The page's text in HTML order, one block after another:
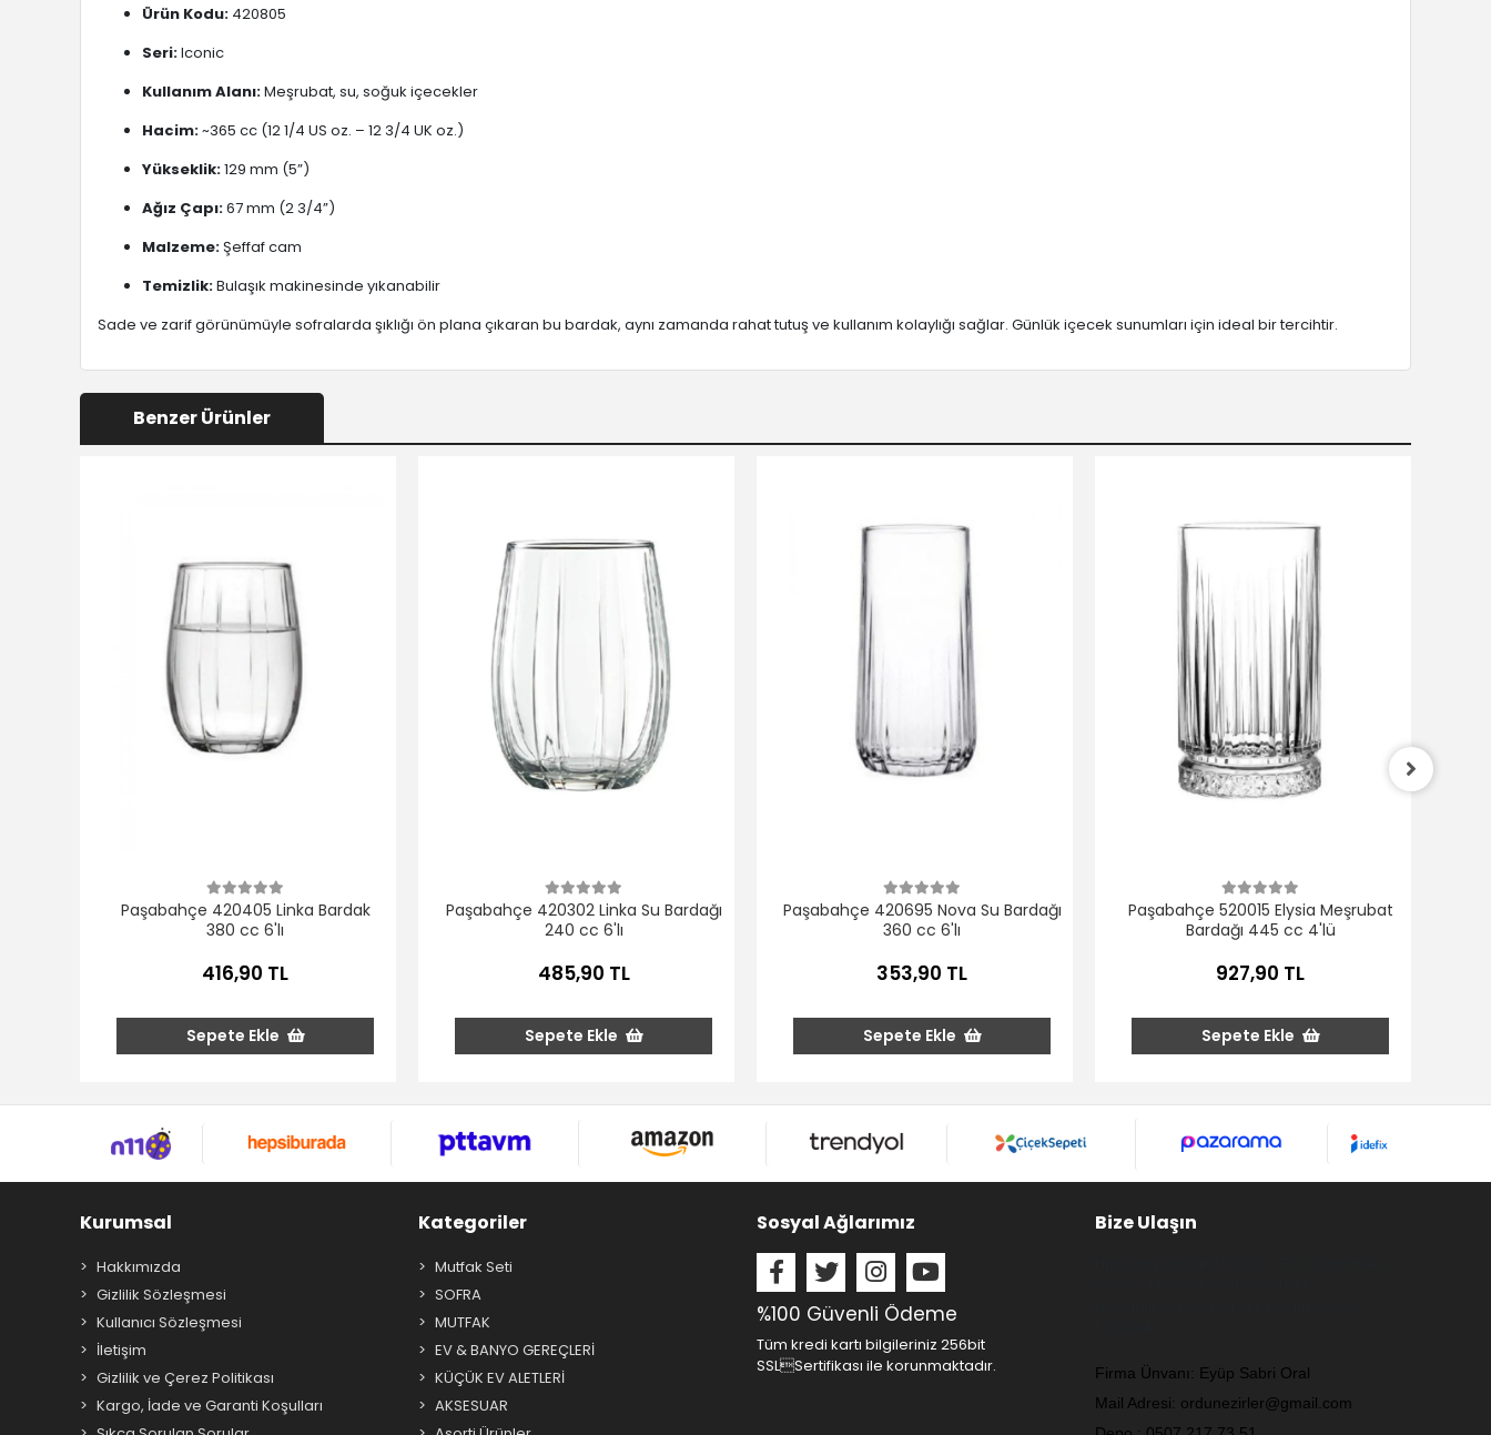
Ürün Kodu: 420805
Seri:Iconic
Kullanım Alanı:Meşrubat, su, soğuk içecekler
Hacim:~365 cc (12 1/4 US oz. – 12 3/4 UK oz.)
Yükseklik:129 mm (5”)
Ağız Çapı:67 mm (2 3/4”)
Malzeme:Şeffaf cam
Temizlik:Bulaşık makinesinde yıkanabilir
Sade ve zarif görünümüyle sofralarda şıklığı ön plana çıkaran bu bardak, aynı zamanda rahat tutuş ve kullanım kolaylığı sağlar. Günlük içecek sunumları için ideal bir tercihtir.
Benzer Ürünler
Paşabahçe 420405 Linka Bardak
380 cc 6'lı
416,90 TL
Sepete Ekle
Paşabahçe 420302 Linka Su Bardağı
240 cc 6'lı
485,90 TL
Sepete Ekle
Paşabahçe 420695 Nova Su Bardağı
360 cc 6'lı
353,90 TL
Sepete Ekle
Paşabahçe 520015 Elysia Meşrubat
Bardağı 445 cc 4'lü
927,90 TL
Sepete Ekle
Kurumsal
Hakkımızda
Gizlilik Sözleşmesi
Kullanıcı Sözleşmesi
İletişim
Gizlilik ve Çerez Politikası
Kargo, İade ve Garanti Koşulları
Kategoriler
Mutfak Seti
SOFRA
MUTFAK
EV & BANYO GEREÇLERİ
KÜÇÜK EV ALETLERİ
AKSESUAR
Sosyal Ağlarımız
%100 Güvenli Ödeme
Tüm kredi kartı bilgileriniz 256bit
SSLSertifikası ile korunmaktadır.
Bize Ulaşın
Firma Ünvanı: Eyüp Sabri Oral
Mail Adresi: ordunezirler@gmail.com